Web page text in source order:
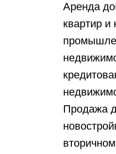
Аренда
квартир
Продажа